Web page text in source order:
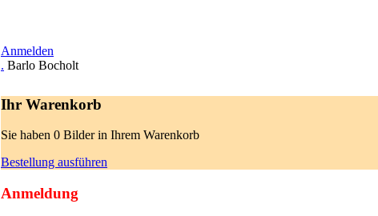
Anmelden
. Barlo Bocholt
Ihr Warenkorb
Sie haben 0 Bilder in Ihrem Warenkorb
Bestellung ausführen
Anmeldung